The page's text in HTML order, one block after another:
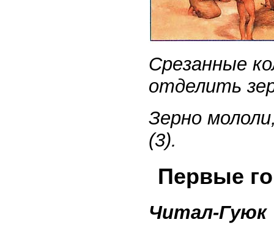
Срезанные
отделить
Зерно
(3).
Первые
Читал-Гуюк